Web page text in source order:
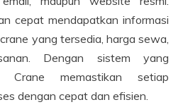
cepat mendapatkan informasi
yang tersedia, harga sewa,
Dengan sistem yang
Crane memastikan setiap
dengan cepat dan efisien.